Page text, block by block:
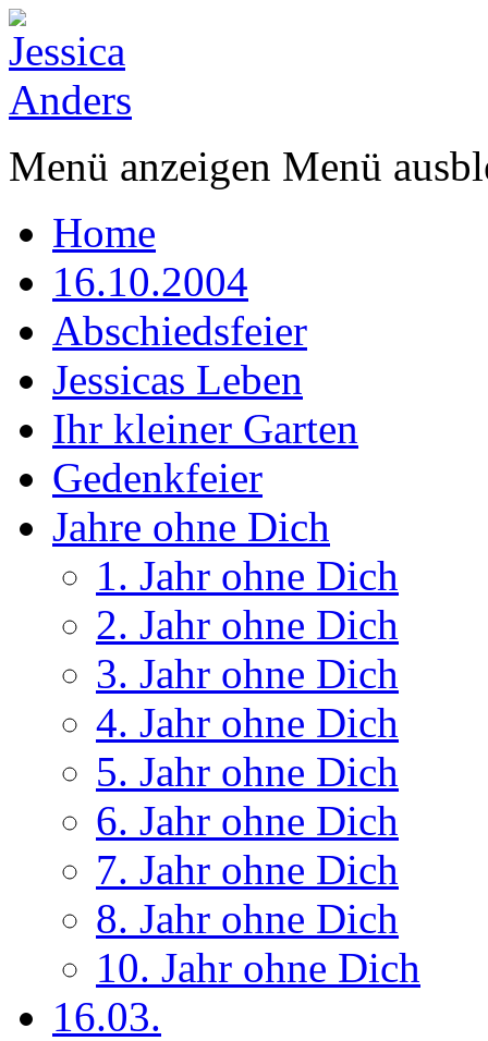
Menü anzeigen Menü
Home
16.10.2004
Abschiedsfeier
Jessicas Leben
Ihr kleiner Garten
Gedenkfeier
Jahre ohne Dich
1. Jahr ohne Dich
2. Jahr ohne Dich
3. Jahr ohne Dich
4. Jahr ohne Dich
5. Jahr ohne Dich
6. Jahr ohne Dich
7. Jahr ohne Dich
8. Jahr ohne Dich
10. Jahr ohne Dich
16.03.